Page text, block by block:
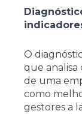
O
que analisa
de uma
como
gestores a